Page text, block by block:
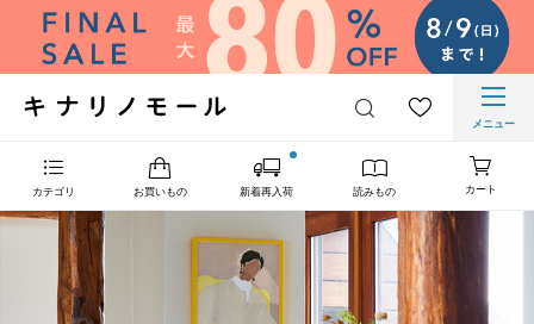
メニュー
カテゴリ お買いもの 新着再入荷 読みもの カート